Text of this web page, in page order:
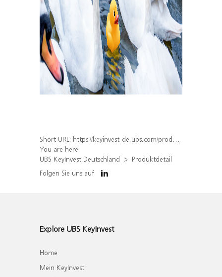
Short URL: https://keyinvest-de.ubs.com/produkt/detail/index/isin/DE000WA4NLN6
You are here:
UBS KeyInvest Deutschland
Produktdetail
Folgen Sie uns auf
Explore UBS KeyInvest
Home
Mein KeyInvest